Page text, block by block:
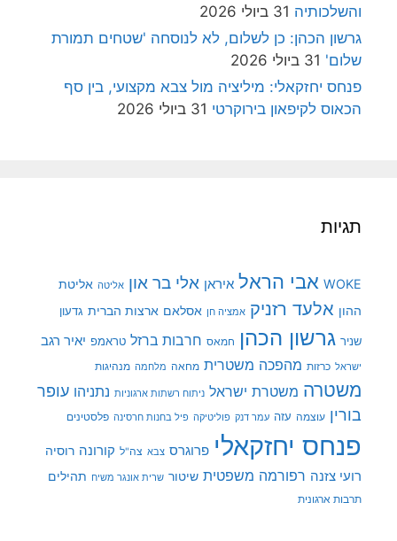
והשלכותיה 31 ביולי 2026
גרשון הכהן: כן לשלום, לא לנוסחה 'שטחים תמורת
שלום' 31 ביולי 2026
פנחס יחזקאלי: מיליציה מול צבא מקצועי, בין סף
הכאוס לקיפאון בירוקרטי 31 ביולי 2026
תגיות
WOKE אבי הראל איראן אלי בר און אליטה אליטת
ההון אלעד רזניק אמציה חן אסלאם ארצות הברית גדעון
שניר גרשון הכהן חמאס חרבות ברזל טראמפ יאיר רגב
ישראל כרזות מהפכה משטרית מחאה מלחמה מנהיגות
משטרה משטרת ישראל ניתוח רשתות ארגוניות נתניהו עופר
בורין עוצמה עזה עמר דנק פוליטיקה פיל בחנות חרסינה פלסטינים
פנחס יחזקאלי פרוגרס צבא צה"ל קורונה רוסיה
רועי צזנה רפורמה משפטית שיטור שרית אונגר משיח תהילים
תרבות ארגונית